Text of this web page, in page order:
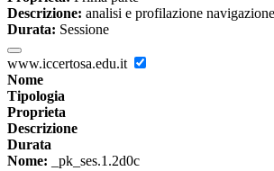
Descrizione: analisi e profilazione
Durata: Sessione
www.iccertosa.edu.it
Nome
Tipologia
Proprieta
Descrizione
Durata
Nome: _pk_ses.1.2d0c